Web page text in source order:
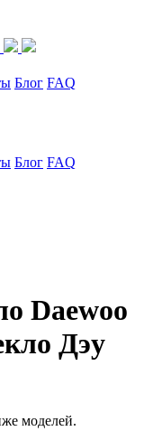
Блог FAQ
Блог FAQ
Daewoo
Дэу
моделей.